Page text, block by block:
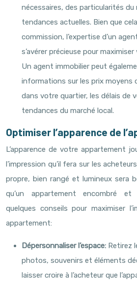
nécessaires, des particularités du
tendances actuelles. Bien que
commission, l’expertise d’un
s’avérer précieuse pour
Un agent immobilier peut
informations sur les prix moyens
dans votre quartier, les délais de
tendances du marché local.
Optimiser l’apparence de
L’apparence de votre appartement
l’impression qu’il fera sur les
propre, bien rangé et lumineux sera
qu’un appartement encombré et
quelques conseils pour maximiser
appartement:
Dépersonnaliser l’espace: Retirez
photos, souvenirs et éléments
laisser croire à l’acheteur que